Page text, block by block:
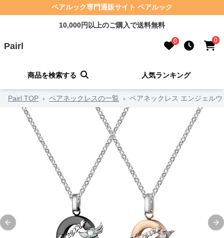
ペアルック専門通販サイト ペアルック
10,000円以上のご購入で送料無料
Pairl 0 0
商品を検索する 人気ランキング
Pairl TOP › ペアネックレスの一覧 › ペアネックレス エンジェル
Previous slide